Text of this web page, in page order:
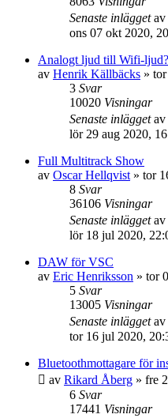
Senaste inläggetav
ons 07 okt 2020,
Analogt ljud till Wifi-ljud?
av Henrik Källbäcks »
3 Svar
10020 Visningar
Senaste inläggetav
lör 29 aug 2020,
Full Multitrack Show
av Oscar Hellqvist » tor
8 Svar
36106 Visningar
Senaste inläggetav
lör 18 jul 2020,
DAW för VSC
av Eric Henriksson » tor
5 Svar
13005 Visningar
Senaste inläggetav
tor 16 jul 2020,
Bluetoothmottagare för
av Rikard Åberg » fre
6 Svar
17441 Visningar